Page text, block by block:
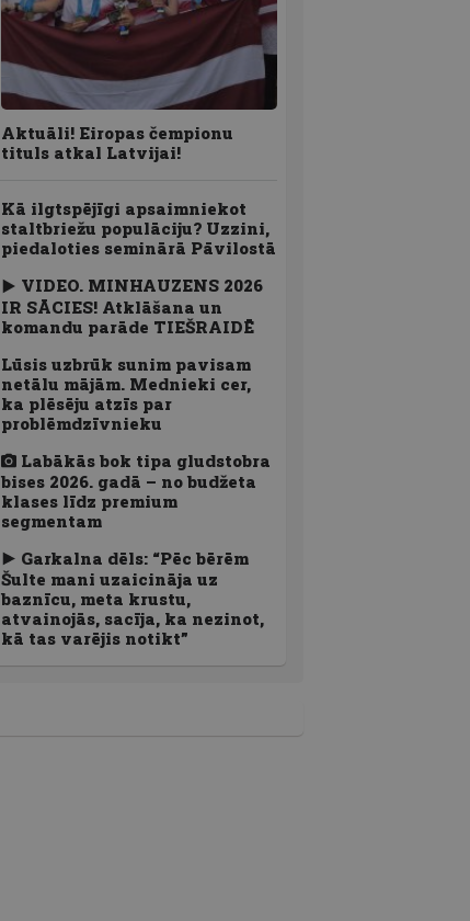
Aktuāli! Eiropas čempionu
tituls atkal Latvijai!
Kā ilgtspējīgi apsaimniekot
staltbriežu populāciju? Uzzini,
piedaloties seminārā Pāvilostā
VIDEO. MINHAUZENS 2026
IR SĀCIES! Atklāšana un
komandu parāde TIEŠRAIDĒ
Lūsis uzbrūk sunim pavisam
netālu mājām. Mednieki cer,
ka plēsēju atzīs par
problēmdzīvnieku
Labākās bok tipa gludstobra
bises 2026. gadā – no budžeta
klases līdz premium
segmentam
Garkalna dēls: “Pēc bērēm
Šulte mani uzaicināja uz
baznīcu, meta krustu,
atvainojās, sacīja, ka nezinot,
kā tas varējis notikt”